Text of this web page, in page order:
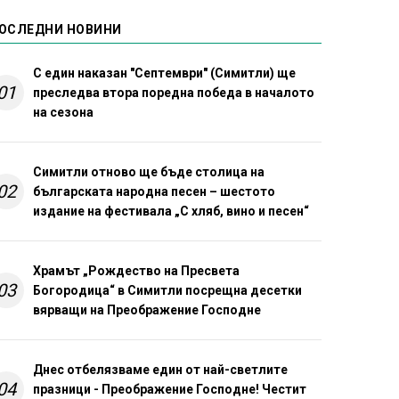
НОВИНИ
С един наказан "Септември" (Симитли) ще
преследва втора поредна победа в началото
на сезона
Симитли отново ще бъде столица на
българската народна песен – шестото
издание на фестивала „С хляб, вино и песен“
Храмът „Рождество на Пресвета
Богородица“ в Симитли посрещна десетки
вярващи на Преображение Господне
Днес отбелязваме един от най-светлите
празници - Преображение Господне! Честит